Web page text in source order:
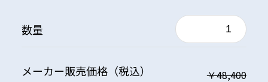
数量
メーカー販売価格（税込） ￥48,400